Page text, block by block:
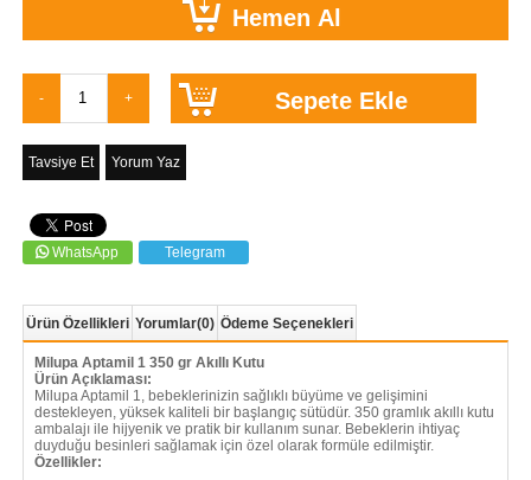
Tavsiye Et Yorum Yaz
WhatsApp Telegram
Ürün Özellikleri Yorumlar(0) Ödeme Seçenekleri
Milupa Aptamil 1 350 gr Akıllı Kutu
Ürün Açıklaması:
Milupa Aptamil 1, bebeklerinizin sağlıklı büyüme ve gelişimini
destekleyen, yüksek kaliteli bir başlangıç sütüdür. 350 gramlık akıllı kutu
ambalajı ile hijyenik ve pratik bir kullanım sunar. Bebeklerin ihtiyaç
duyduğu besinleri sağlamak için özel olarak formüle edilmiştir.
Özellikler: